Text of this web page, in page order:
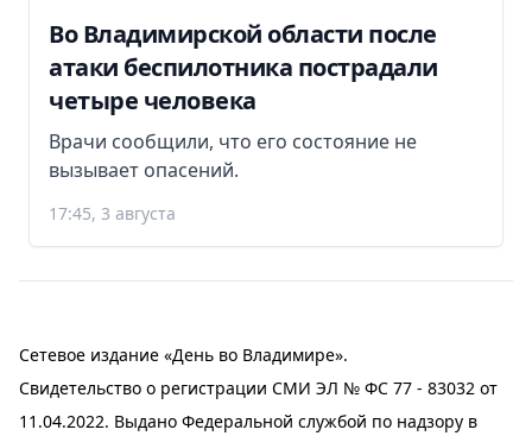
Во Владимирской области после
атаки беспилотника пострадали
четыре человека
Врачи сообщили, что его состояние не
вызывает опасений.
17:45, 3 августа
Сетевое издание «День во Владимире».
Свидетельство о регистрации СМИ ЭЛ № ФС 77 - 83032 от
11.04.2022. Выдано Федеральной службой по надзору в